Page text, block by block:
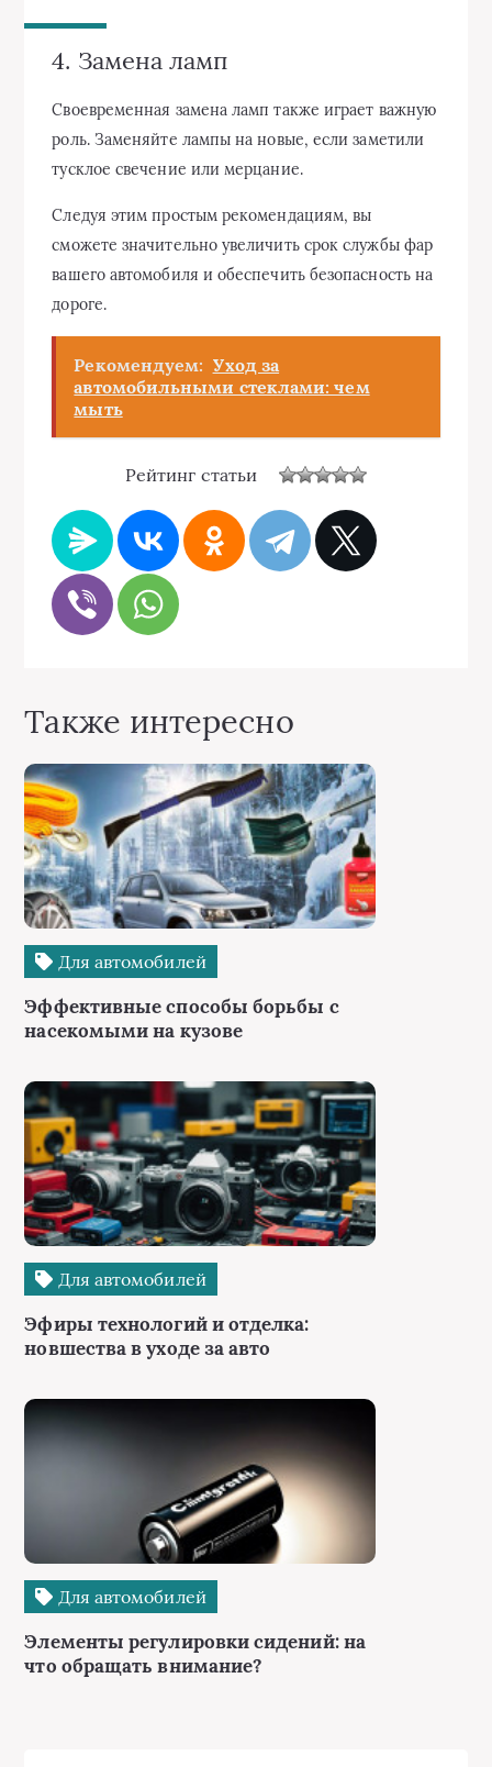
4. Замена ламп
Своевременная замена ламп также играет важную
роль. Заменяйте лампы на новые, если заметили
тусклое свечение или мерцание.
Следуя этим простым рекомендациям, вы
сможете значительно увеличить срок службы фар
вашего автомобиля и обеспечить безопасность на
дороге.
Рекомендуем: Уход за
автомобильными стеклами: чем
мыть
Рейтинг статьи
Также интересно
Для автомобилей
Эффективные способы борьбы с
насекомыми на кузове
Для автомобилей
Эфиры технологий и отделка:
новшества в уходе за авто
Для автомобилей
Элементы регулировки сидений: на
что обращать внимание?